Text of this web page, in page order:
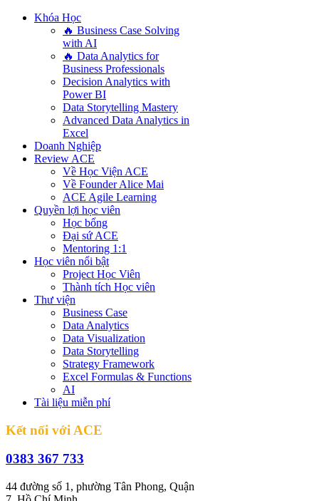
Khóa Học
🔥 Business Case Solving
with AI
🔥 Data Analytics for
Business Professionals
Decision Analytics with
Power BI
Data Storytelling Mastery
Advanced Data Analytics in
Excel
Doanh Nghiệp
Review ACE
Về Học Viện ACE
Về Founder Alice Mai
ACE Agile Learning
Quyền lợi học viên
Học bổng
Đại sứ ACE
Mentoring 1:1
Học viên nổi bật
Project Học Viên
Thành tích Học viên
Thư viện
Business Case
Data Analytics
Data Visualization
Data Storytelling
Strategy Framework
Excel Formulas & Functions
AI
Tài liệu miễn phí
Kết nối với ACE
0383 367 733
44 đường số 1, phường Tân Phong, Quận